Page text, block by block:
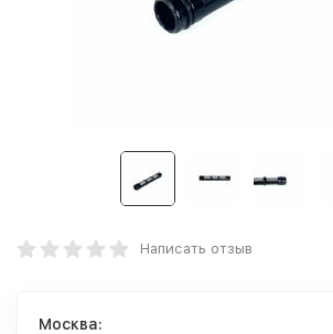
Написать отзыв
Москва: